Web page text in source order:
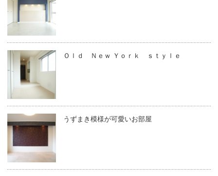
Ｏｌｄ Ｎｅｗ Ｙｏｒｋ ｓｔｙｌｅ
うずまき模様が可愛いお部屋